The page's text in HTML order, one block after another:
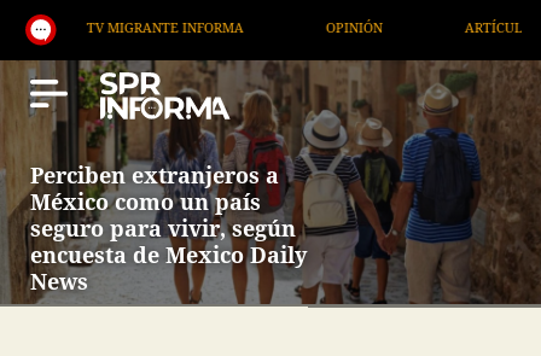
MIGRANTE INFORMA OPINIÓN ARTÍCULOS
Perciben extranjeros a
México como un país
seguro para vivir, según
encuesta de Mexico Daily
News